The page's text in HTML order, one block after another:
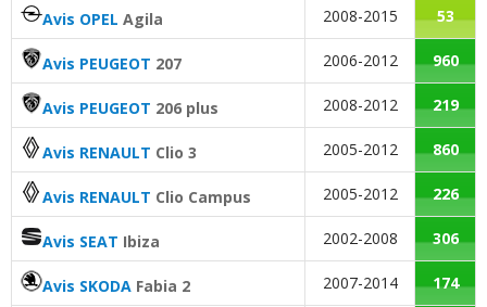
Avis OPEL Agila 2008-2015 53
Avis PEUGEOT 207 2006-2012 960
Avis PEUGEOT 206 plus 2008-2012 219
Avis RENAULT Clio 3 2005-2012 860
Avis RENAULT Clio Campus 2005-2012 226
Avis SEAT Ibiza 2002-2008 306
Avis SKODA Fabia 2 2007-2014 174